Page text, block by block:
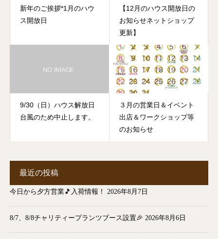
新年のご挨拶*1月のハウ
ス開放日
【12月のハウス開放日の
お知らせネットショップ
更新】
9/30（日）ハウス解放日
台風のため中止します。
３月の営業日＆イベント
出店＆ワークショップ等
のお知らせ
最近の投稿
今日から夕方営業🎵入荷情報！ 2026年8月7日
8/7、8/8チャリティープランツブース設置🎉 2026年8月6日